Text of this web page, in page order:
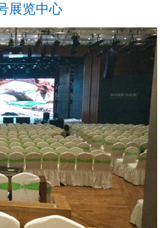
展览中心